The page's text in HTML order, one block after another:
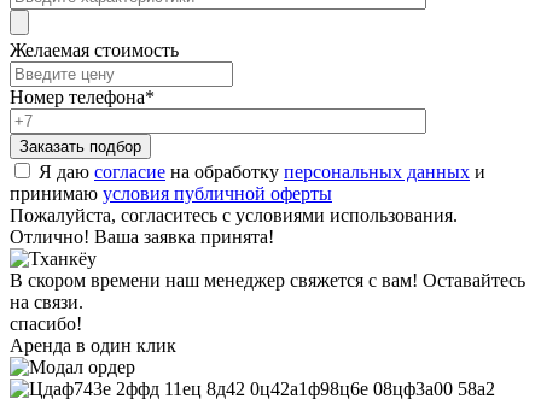
Желаемая стоимость
Номер телефона*
Я даю согласие на обработку персональных данных и
принимаю условия публичной оферты
Пожалуйста, согласитесь с условиями использования.
Отлично! Ваша заявка принята!
В скором времени наш менеджер свяжется с вам! Оставайтесь
на связи.
спасибо!
Аренда в один клик